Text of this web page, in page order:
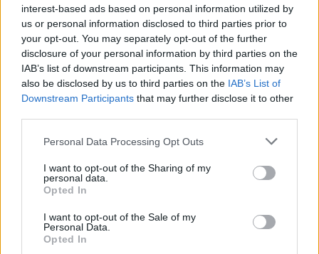
interest-based ads based on personal information utilized by
us or personal information disclosed to third parties prior to
your opt-out. You may separately opt-out of the further
disclosure of your personal information by third parties on the
IAB’s list of downstream participants. This information may
also be disclosed by us to third parties on the IAB’s List of
Downstream Participants that may further disclose it to other
Please note that this website/app uses one or more Google
not limited to your visit or usage behaviour. You may click to
grant or deny consent to Google and its third-party tags to
use your data for below specified purposes in below Google
consent section.
Personal Data Processing Opt Outs
I want to opt-out of the Sharing of my
personal data.
Opted In
I want to opt-out of the Sale of my
Personal Data.
Opted In